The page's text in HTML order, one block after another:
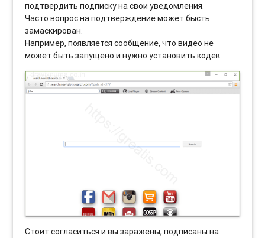
подтвердить подписку на свои уведомления.
Часто вопрос на подтверждение может бысть
замаскирован.
Например, появляется сообщение, что видео не
может быть запущено и нужно установить кодек.
Стоит согласиться и вы заражены, подписаны на